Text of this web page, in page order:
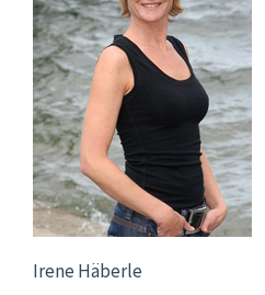
Irene Häberle